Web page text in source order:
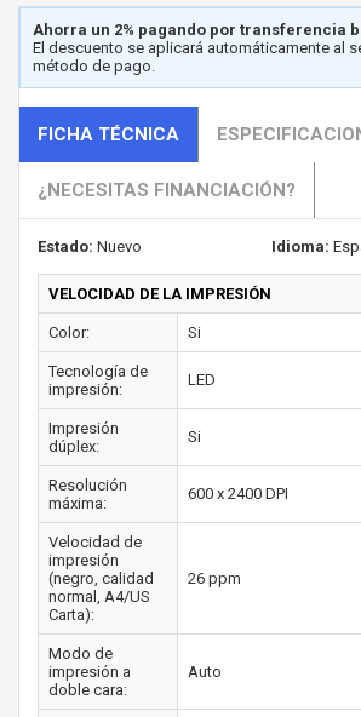
Ahorra un 2% pagando por transferencia
El descuento se aplicará automáticamente al
método de pago.
FICHA TÉCNICA
¿NECESITAS FINANCIACIÓN?
Estado: Nuevo Idioma:
VELOCIDAD DE LA IMPRESIÓN
Color: Si
Tecnología de
impresión:
LED
Impresión
dúplex:
Si
Resolución
máxima:
600 x 2400 DPI
Velocidad de
impresión
(negro, calidad
normal, A4/US
Carta):
26 ppm
Modo de
impresión a
doble cara:
Auto